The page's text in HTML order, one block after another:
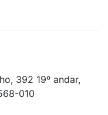
392 19º andar,
010